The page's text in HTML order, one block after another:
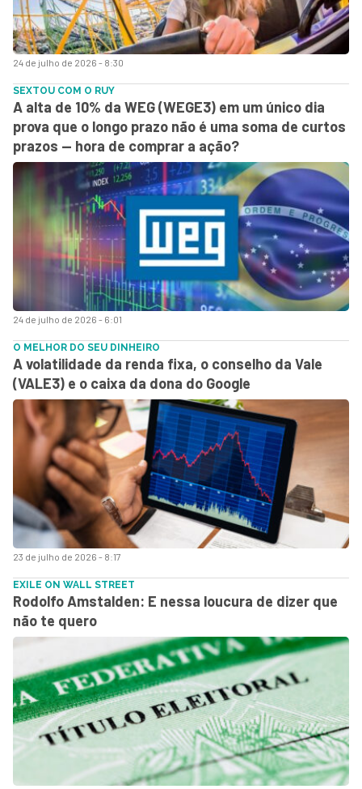
24 de julho de 2026 - 8:30
24 de julho de 2026 - 6:01
SEXTOU COM O RUY
A alta de 10% da WEG (WEGE3) em um único dia
prova que o longo prazo não é uma soma de curtos
prazos — hora de comprar a ação?
23 de julho de 2026 - 8:17
O MELHOR DO SEU DINHEIRO
A volatilidade da renda fixa, o conselho da Vale
(VALE3) e o caixa da dona do Google
EXILE ON WALL STREET
Rodolfo Amstalden: E nessa loucura de dizer que
não te quero